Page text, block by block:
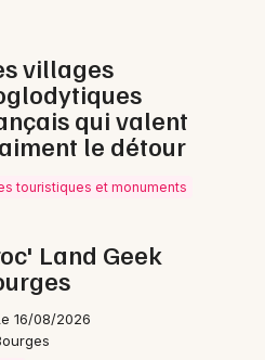
Val de Loire
villages
qui valent
le détour
touristiques et monuments
Land Geek
16/08/2026